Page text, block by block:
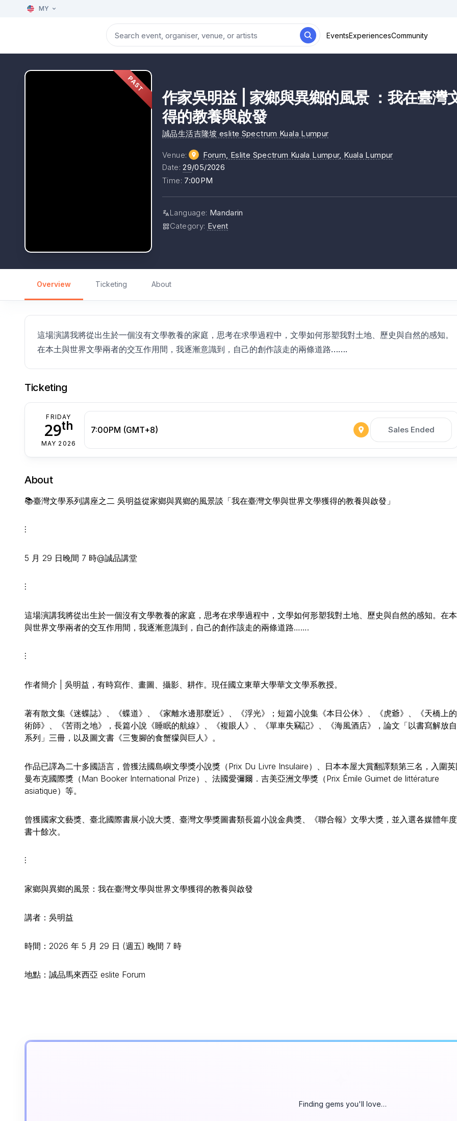
MY
EventsExperiencesCommunity
PAST
作家吳明益 | 家鄉與異鄉的風景 ：我在臺灣
得的教養與啟發
誠品生活吉隆坡 eslite Spectrum Kuala Lumpur
Venue: Forum, Eslite Spectrum Kuala Lumpur, Kuala Lumpur
Date:29/05/2026
Time: 7:00PM
Language: Mandarin
Category: Event
Overview Ticketing About
這場演講我將從出生於一個沒有文學教養的家庭，思考在求學過程中，文學如何形塑我對土地、歷史與自然的感知。
在本土與世界文學兩者的交互作用間，我逐漸意識到，自己的創作該走的兩條道路…….
Ticketing
FRIDAY
29th
MAY 2026
7:00PM (GMT+8) Sales Ended
About
📚臺灣文學系列講座之二 吳明益從家鄉與異鄉的風景談「我在臺灣文學與世界文學獲得的教養與啟發」
⫶
5 月 29 日晚間 7 時@誠品講堂
⫶
這場演講我將從出生於一個沒有文學教養的家庭，思考在求學過程中，文學如何形塑我對土地、歷史與自然的感知。在
與世界文學兩者的交互作用間，我逐漸意識到，自己的創作該走的兩條道路…….
⫶
作者簡介 | 吳明益，有時寫作、畫圖、攝影、耕作。現任國立東華大學華文文學系教授。
著有散文集《迷蝶誌》、《蝶道》、《家離水邊那麼近》、《浮光》；短篇小說集《本日公休》、《虎爺》、《天橋上
術師》、《苦雨之地》，長篇小說《睡眠的航線》、《複眼人》、《單車失竊記》、《海風酒店》，論文「以書寫解放
系列」三冊，以及圖文書《三隻腳的食蟹獴與巨人》。
作品已譯為二十多國語言，曾獲法國島嶼文學獎小說獎（Prix Du Livre Insulaire）、日本本屋大賞翻譯類第三名，入圍
曼布克國際獎（Man Booker International Prize）、法國愛彌爾．吉美亞洲文學獎（Prix Émile Guimet de littérature
asiatique）等。
曾獲國家文藝獎、臺北國際書展小說大獎、臺灣文學獎圖書類長篇小說金典獎、《聯合報》文學大獎，並入選各媒體年
書十餘次。
⫶
家鄉與異鄉的風景：我在臺灣文學與世界文學獲得的教養與啟發
講者：吳明益
時間：2026 年 5 月 29 日 (週五) 晚間 7 時
地點：誠品馬來西亞 eslite Forum
Finding gems you'll love…